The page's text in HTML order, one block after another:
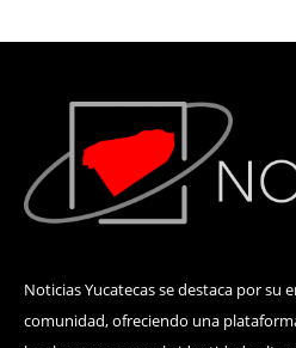
Noticias Yucatecas se destaca por su
comunidad, ofreciendo una